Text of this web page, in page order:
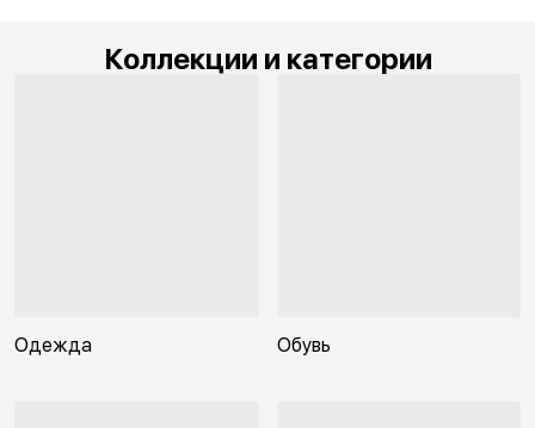
Коллекции и категории
Одежда Обувь